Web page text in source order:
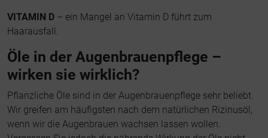
VITAMIN D – ein Mangel an Vitamin D führt zum
Haarausfall.
Öle in der Augenbrauenpflege –
wirken sie wirklich?
Pflanzliche Öle sind in der Augenbrauenpflege sehr beliebt.
Wir greifen am häufigsten nach dem natürlichen Rizinusöl,
wenn wir die Augenbrauen wachsen lassen wollen.